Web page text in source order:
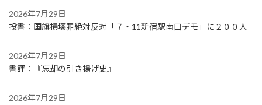
2026年7月29日
投書：国旗損壊罪絶対反対「７・11新宿駅南口デモ」に２００人
2026年7月29日
書評：『忘却の引き揚げ史』
2026年7月29日